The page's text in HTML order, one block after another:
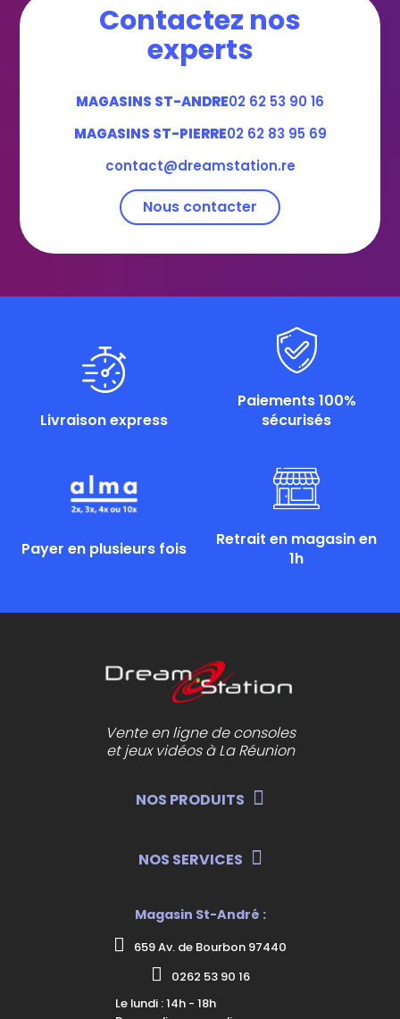
Contactez nos
experts
MAGASINS ST-ANDRE02 62 53 90 16
MAGASINS ST-PIERRE02 62 83 95 69
contact@dreamstation.re
Nous contacter
Livraison express
Paiements 100%
sécurisés
Payer en plusieurs fois
Retrait en magasin en
1h
Vente en ligne de consoles
et jeux vidéos à La Réunion
NOS PRODUITS
NOS SERVICES
Magasin St-André :
659 Av. de Bourbon 97440
0262 53 90 16
Le lundi : 14h - 18h